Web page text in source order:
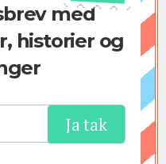
med
historier og